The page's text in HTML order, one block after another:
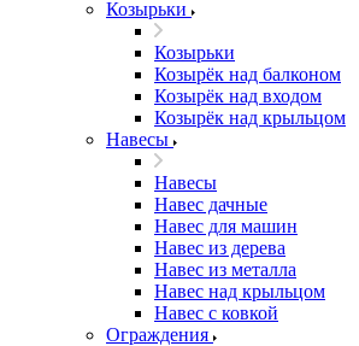
Козырьки
Козырьки
Козырёк над балконом
Козырёк над входом
Козырёк над крыльцом
Навесы
Навесы
Навес дачные
Навес для машин
Навес из дерева
Навес из металла
Навес над крыльцом
Навес с ковкой
Ограждения